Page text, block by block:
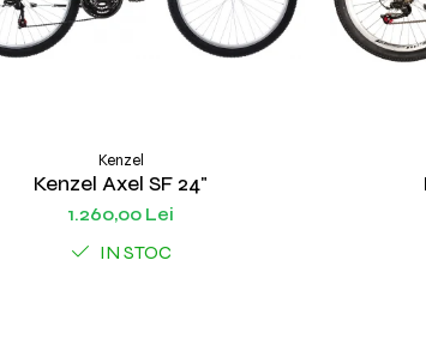
Kenzel
Kenzel Axel SF 24"
1.260,00 Lei
IN STOC